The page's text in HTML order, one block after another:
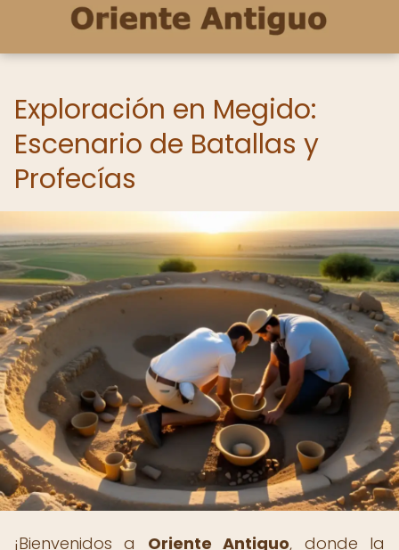
Exploración en Megido:
Escenario de Batallas y
Profecías
¡Bienvenidos a Oriente Antiguo, donde la